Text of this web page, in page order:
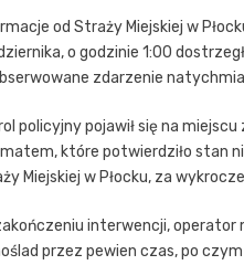
od Straży Miejskiej w
o godzinie 1:00
zdarzenie
policyjny pojawił się na
które potwierdziło stan
Miejskiej w Płocku, za
interwencji, operator
przez pewien czas, po